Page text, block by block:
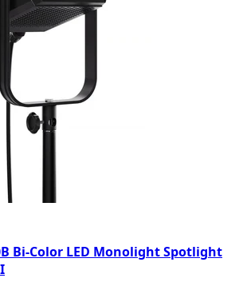
Bi-Color LED Monolight Spotlight